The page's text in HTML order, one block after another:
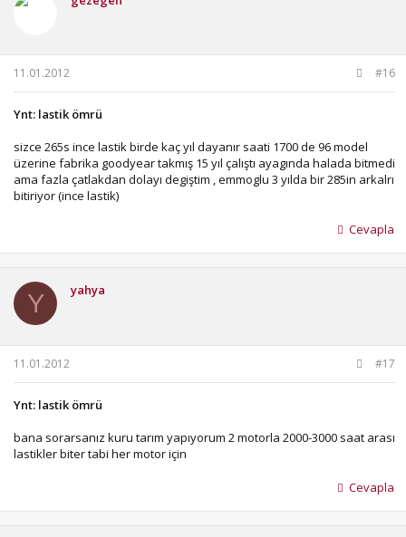
11.01.2012 #16
Ynt: lastik ömrü
sizce 265s ince lastik birde kaç yıl dayanır saati 1700 de 96 model
üzerine fabrika goodyear takmış 15 yıl çalıştı ayagında halada bitmedi
ama fazla çatlakdan dolayı degiştim , emmoglu 3 yılda bir 285in arkalrı
bitiriyor (ince lastik)
Cevapla
Y yahya
11.01.2012 #17
Ynt: lastik ömrü
bana sorarsanız kuru tarım yapıyorum 2 motorla 2000-3000 saat arası
lastikler biter tabi her motor için
Cevapla